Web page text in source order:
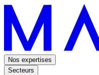
Nos expertises
Secteurs